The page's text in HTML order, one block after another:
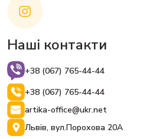
Наші контакти
+38 (067) 765-44-44
+38 (067) 765-44-44
artika-office@ukr.net
Львів, вул.Порохова 20А